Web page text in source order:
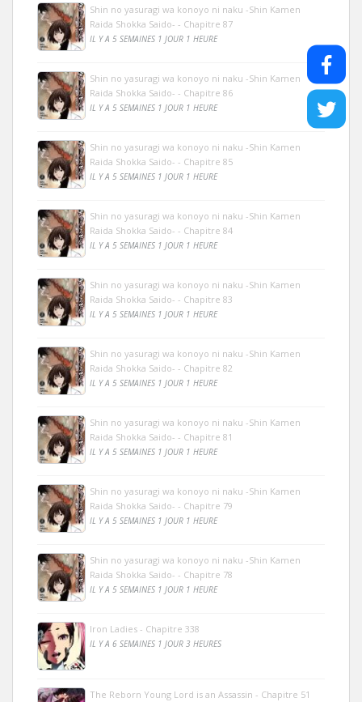
Shin no yasuragi wa konoyo ni naku -Shin Kamen
Raida Shokka Saido- - Chapitre 87
IL Y A 5 SEMAINES 1 JOUR 1 HEURE
Shin no yasuragi wa konoyo ni naku -Shin Kamen
Raida Shokka Saido- - Chapitre 86
IL Y A 5 SEMAINES 1 JOUR 1 HEURE
Shin no yasuragi wa konoyo ni naku -Shin Kamen
Raida Shokka Saido- - Chapitre 85
IL Y A 5 SEMAINES 1 JOUR 1 HEURE
Shin no yasuragi wa konoyo ni naku -Shin Kamen
Raida Shokka Saido- - Chapitre 84
IL Y A 5 SEMAINES 1 JOUR 1 HEURE
Shin no yasuragi wa konoyo ni naku -Shin Kamen
Raida Shokka Saido- - Chapitre 83
IL Y A 5 SEMAINES 1 JOUR 1 HEURE
Shin no yasuragi wa konoyo ni naku -Shin Kamen
Raida Shokka Saido- - Chapitre 82
IL Y A 5 SEMAINES 1 JOUR 1 HEURE
Shin no yasuragi wa konoyo ni naku -Shin Kamen
Raida Shokka Saido- - Chapitre 81
IL Y A 5 SEMAINES 1 JOUR 1 HEURE
Shin no yasuragi wa konoyo ni naku -Shin Kamen
Raida Shokka Saido- - Chapitre 79
IL Y A 5 SEMAINES 1 JOUR 1 HEURE
Shin no yasuragi wa konoyo ni naku -Shin Kamen
Raida Shokka Saido- - Chapitre 78
IL Y A 5 SEMAINES 1 JOUR 1 HEURE
Iron Ladies - Chapitre 338
IL Y A 6 SEMAINES 1 JOUR 3 HEURES
The Reborn Young Lord is an Assassin - Chapitre 51